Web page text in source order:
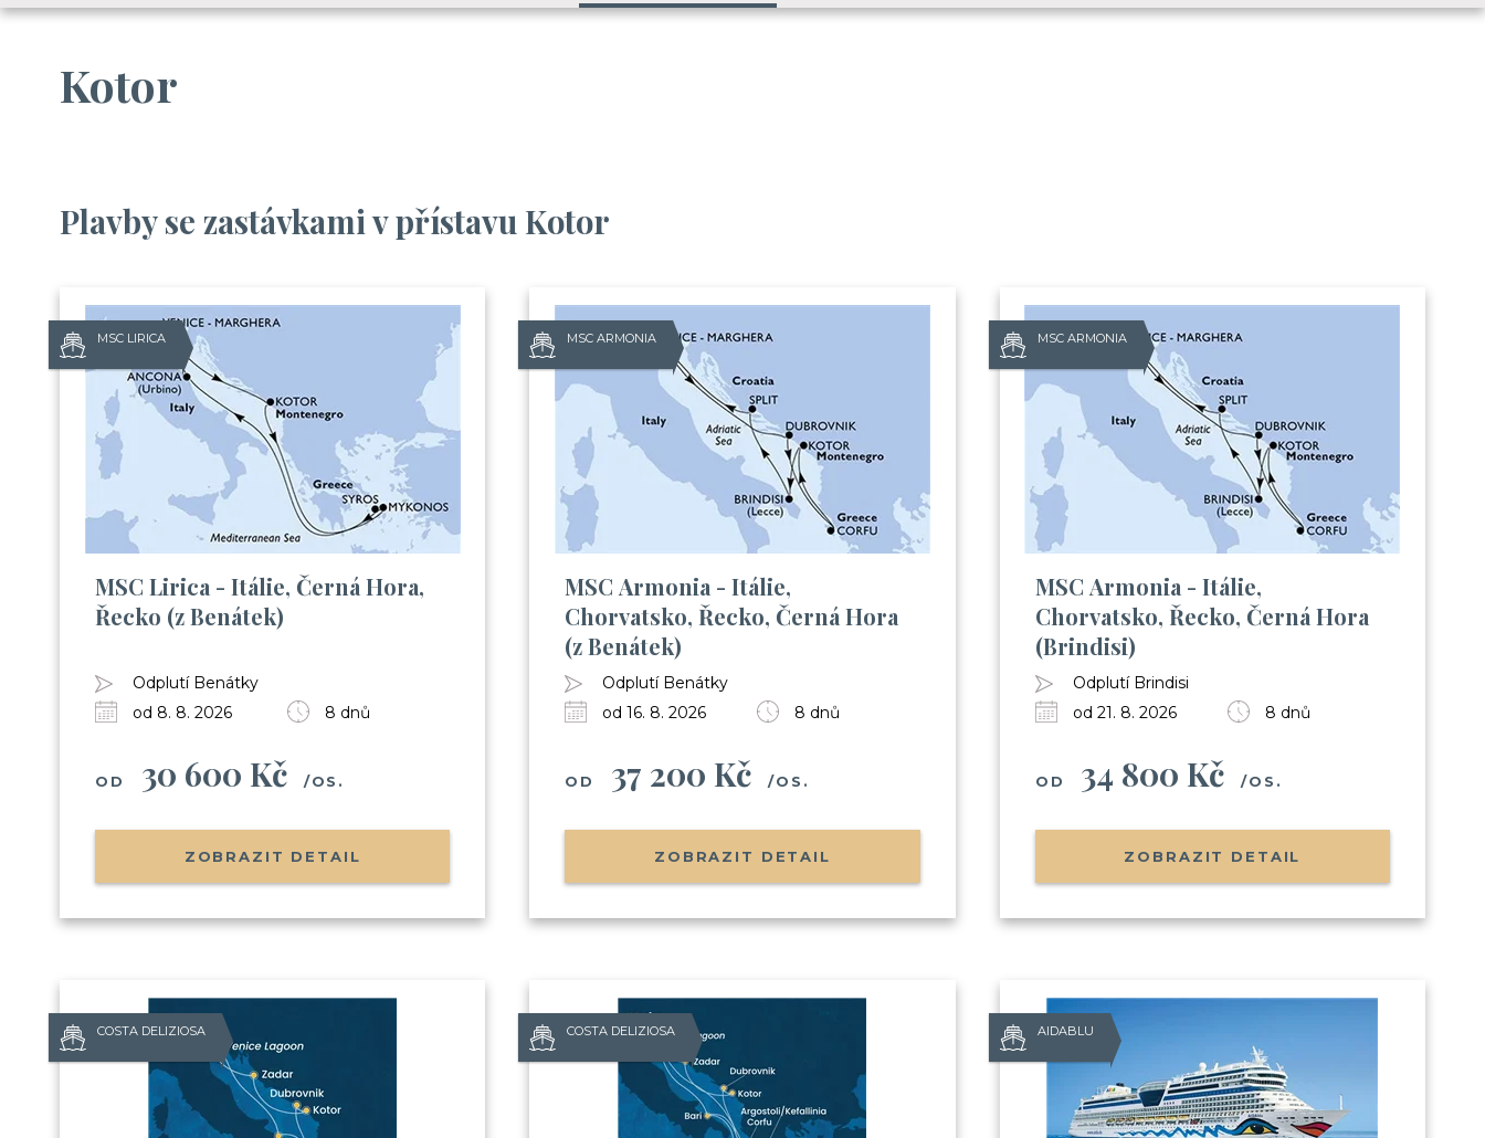
Kotor
Plavby se zastávkami v přístavu Kotor
MSC LIRICA
MSC Lirica - Itálie, Černá Hora,
Řecko (z Benátek)
Odplutí Benátky
od 8. 8. 2026
8 dnů
OD 30 600 Kč /OS.
ZOBRAZIT DETAIL
MSC ARMONIA
MSC Armonia - Itálie,
Chorvatsko, Řecko, Černá Hora
(z Benátek)
Odplutí Benátky
od 16. 8. 2026
8 dnů
OD 37 200 Kč /OS.
ZOBRAZIT DETAIL
MSC ARMONIA
MSC Armonia - Itálie,
Chorvatsko, Řecko, Černá Hora
(Brindisi)
Odplutí Brindisi
od 21. 8. 2026
8 dnů
OD 34 800 Kč /OS.
ZOBRAZIT DETAIL
COSTA DELIZIOSA COSTA DELIZIOSA AIDABLU